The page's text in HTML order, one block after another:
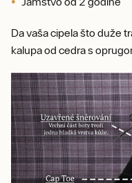
Da vaša cipela što duže
kalupa od cedra s